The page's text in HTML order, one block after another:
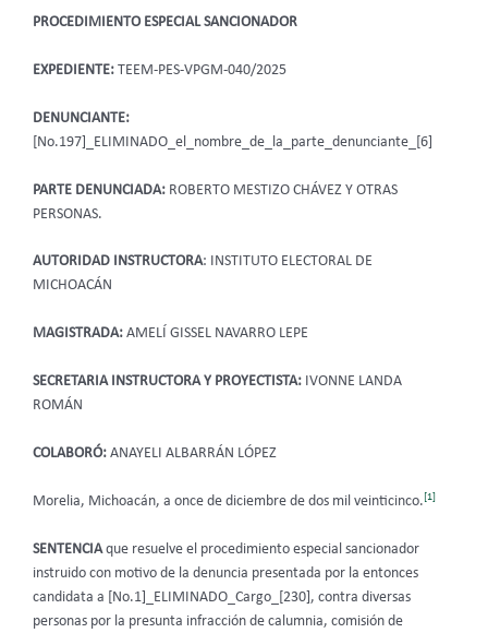
PROCEDIMIENTO ESPECIAL SANCIONADOR
EXPEDIENTE: TEEM-PES-VPGM-040/2025
DENUNCIANTE:
[No.197]_ELIMINADO_el_nombre_de_la_parte_denunciante_[6]
PARTE DENUNCIADA: ROBERTO MESTIZO CHÁVEZ Y OTRAS
PERSONAS.
AUTORIDAD INSTRUCTORA: INSTITUTO ELECTORAL DE
MICHOACÁN
MAGISTRADA: AMELÍ GISSEL NAVARRO LEPE
SECRETARIA INSTRUCTORA Y PROYECTISTA: IVONNE LANDA
ROMÁN
COLABORÓ: ANAYELI ALBARRÁN LÓPEZ
Morelia, Michoacán, a once de diciembre de dos mil veinticinco.[1]
SENTENCIAque resuelve el procedimiento especial sancionador
instruido con motivo de la denuncia presentada por la entonces
candidata a [No.1]_ELIMINADO_Cargo_[230], contra diversas
personas por la presunta infracción de calumnia, comisión de